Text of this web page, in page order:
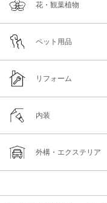
花・観葉植物
ペット用品
リフォーム
外構・エクステリア
内装